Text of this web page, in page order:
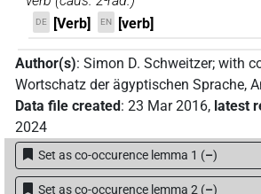
DE [Verb] EN [verb]
Author(s): Simon D. Schweitzer; with
Wortschatz der ägyptischen Sprache,
Data file created: 23 Mar 2016, latest
2024
Set as co-occurence lemma 1 (–)
Set as co-occurence lemma 2 (–)